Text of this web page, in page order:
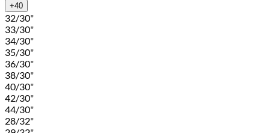
+40
32/30"
33/30"
34/30"
35/30"
36/30"
38/30"
40/30"
42/30"
44/30"
28/32"